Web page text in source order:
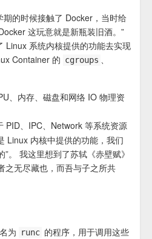
的时候接触了 Docker，当时给
这玩意就是新瓶装旧酒。”
Linux 系统内核提供的功能去实现
Container 的 cgroups 、
、内存、磁盘和网络 IO 物理资
PID、IPC、Network 等系统资源
Linux 内核中提供的功能，我们
”。 我这里想到了苏轼《赤壁赋》
之无尽藏也，而吾与子之所共
为 runc 的程序，用于调用这些